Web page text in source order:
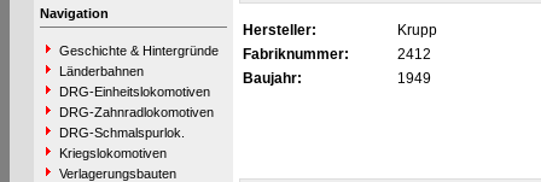
Navigation
Geschichte & Hintergründe
Länderbahnen
DRG-Einheitslokomotiven
DRG-Zahnradlokomotiven
DRG-Schmalspurlok.
Kriegslokomotiven
Verlagerungsbauten
Hersteller:
Krupp
Fabriknummer:
2412
Baujahr:
1949